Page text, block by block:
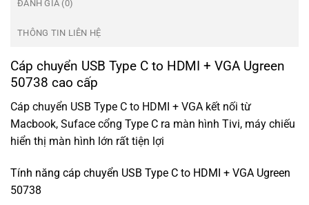
ĐÁNH GIÁ (0)
THÔNG TIN LIÊN HỆ
Cáp chuyển USB Type C to HDMI + VGA Ugreen
50738 cao cấp
Cáp chuyển USB Type C to HDMI + VGA kết nối từ
Macbook, Suface cổng Type C ra màn hình Tivi, máy chiếu
hiển thị màn hình lớn rất tiện lợi
Tính năng cáp chuyển USB Type C to HDMI + VGA Ugreen
50738